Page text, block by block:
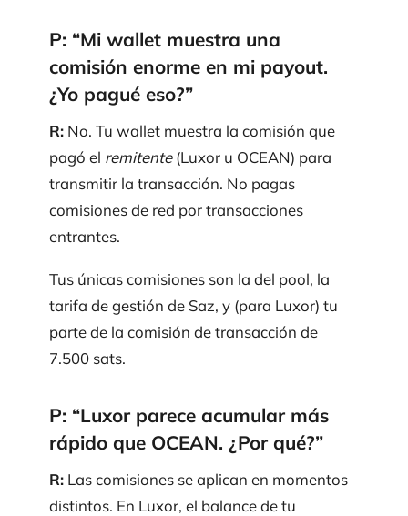
P: “Mi wallet muestra una
comisión enorme en mi payout.
¿Yo pagué eso?”
R: No. Tu wallet muestra la comisión que
pagó el remitente(Luxor u OCEAN) para
transmitir la transacción. No pagas
comisiones de red por transacciones
entrantes.
Tus únicas comisiones son la del pool, la
tarifa de gestión de Saz, y (para Luxor) tu
parte de la comisión de transacción de
7.500 sats.
P: “Luxor parece acumular más
rápido que OCEAN. ¿Por qué?”
R: Las comisiones se aplican en momentos
distintos. En Luxor, el balance de tu